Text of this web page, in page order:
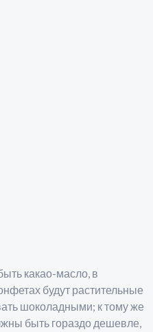
какао-масло, в
будут растительные
шоколадными; к тому же
быть гораздо дешевле,